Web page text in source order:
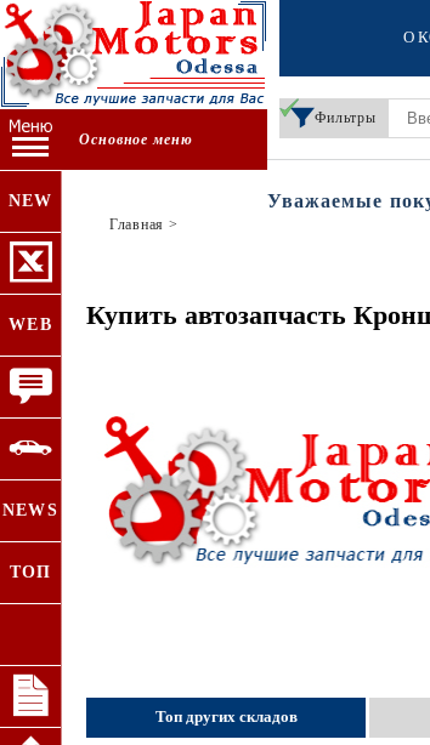
О
Фильтры
Основное меню
NEW
WEB
NEWS
ТОП
Уважаемые
Главная >
Купить автозапчасть
Топ других складов